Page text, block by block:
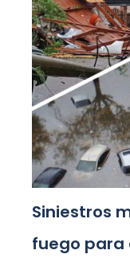
Siniestros
fuego para